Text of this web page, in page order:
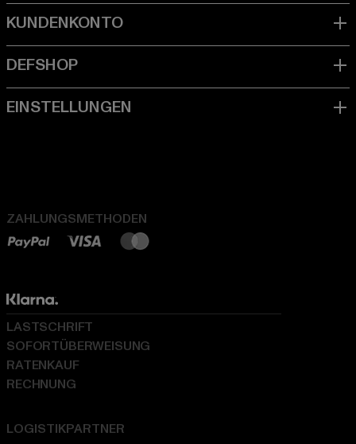
ZAHLUNGSMETHODEN
LOGISTIKPARTNER
LASTSCHRIFT
SOFORTÜBERWEISUNG
RATENKAUF
RECHNUNG